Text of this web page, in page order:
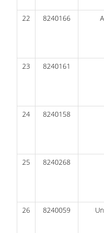
ΔΗΜΟΣΙΕΥΣΕΙΣ
ΠΡΟΟΠΤΙΚΕΣ
ΓΡΑΦΕΙΟ
22 8240166
23 8240161
24 8240158
25 8240268
26 8240059